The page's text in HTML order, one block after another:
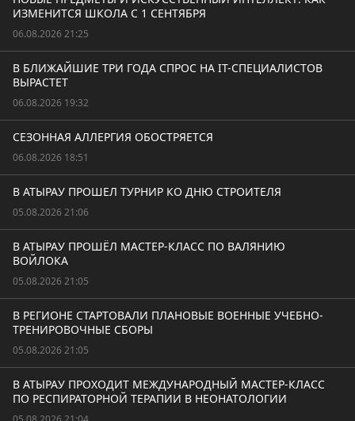
ИЗМЕНИТСЯ ШКОЛА С 1 СЕНТЯБРЯ
06.08.2026 21:25
В БЛИЖАЙШИЕ ТРИ ГОДА СПРОС НА IT-СПЕЦИАЛИСТОВ
ВЫРАСТЕТ
06.08.2026 19:32
СЕЗОННАЯ АЛЛЕРГИЯ ОБОСТРЯЕТСЯ
06.08.2026 18:51
В АТЫРАУ ПРОШЕЛ ТУРНИР КО ДНЮ СТРОИТЕЛЯ
05.08.2026 21:06
В АТЫРАУ ПРОШЁЛ МАСТЕР-КЛАСС ПО ВАЛЯНИЮ
ВОЙЛОКА
05.08.2026 21:05
В РЕГИОНЕ СТАРТОВАЛИ ПЛАНОВЫЕ ВОЕННЫЕ УЧЕБНО-
ТРЕНИРОВОЧНЫЕ СБОРЫ
05.08.2026 21:05
В АТЫРАУ ПРОХОДИТ МЕЖДУНАРОДНЫЙ МАСТЕР-КЛАСС
ПО РЕСПИРАТОРНОЙ ТЕРАПИИ В НЕОНАТОЛОГИИ